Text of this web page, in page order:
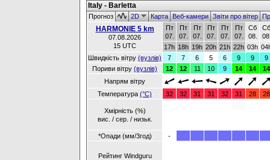
Italy - Barletta
Прогноз 2D КартаВеб-камериЗвіти про вітер
HARMONIE 5 km
07.08.2026
15 UTC
Пт
07.
Пт
07.
Пт
07.
Пт
07.
Пт
07.
Пт
07.
Сб
08.
Сб
17h 18h 19h 20h 21h 22h 03h
Швидкість вітру (вузлів) 7 7 6 5 6 9 9
9
Пориви вітру (вузлів) 12 12 11 10 9 14 14
14
Напрям вітру
Температура (°C) 32 32 31 31 32 31 28 28
Хмірність (%)
вис. / сер. / низьк.
*Опади (мм/3год) -
Рейтинг Windguru